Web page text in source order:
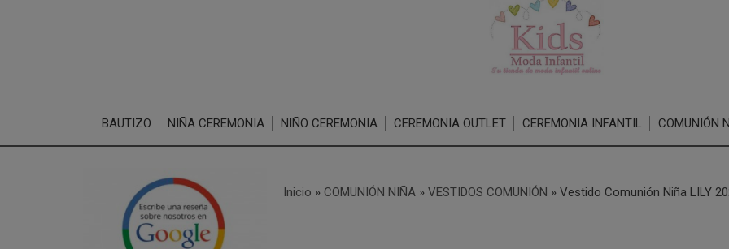
BAUTIZO NIÑA CEREMONIA NIÑO CEREMONIA CEREMONIA OUTLET CEREMONIA INFANTIL COMUNIÓN
Inicio » COMUNIÓN NIÑA» VESTIDOS COMUNIÓN » Vestido Comunión Niña LILY